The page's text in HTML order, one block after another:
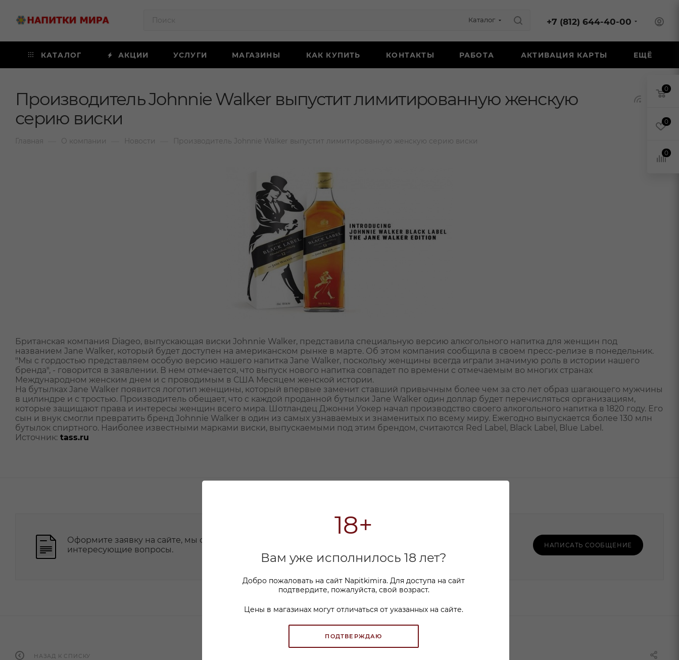
18+
Вам уже исполнилось 18 лет?
Добро пожаловать на сайт Napitkimira. Для доступа на сайт
подтвердите, пожалуйста, свой возраст.
Цены в магазинах могут отличаться от указанных на сайте.
ПОДТВЕРЖДАЮ
Каталог +7 (812) 644-40-00
КАТАЛОГ АКЦИИ УСЛУГИ МАГАЗИНЫ КАК КУПИТЬ КОНТАКТЫ РАБОТА АКТИВАЦИЯ КАРТЫ ЕЩЁ
Производитель Johnnie Walker выпустит лимитированную женскую
серию виски
Главная О компании Новости Производитель Johnnie Walker выпустит лимитированную женскую серию виски
Британская компания Diageo, выпускающая виски Johnnie Walker, представила специальную версию алкогольного напитка для женщин под
названием Jane Walker, который будет доступен на американском рынке в марте. Об этом компания сообщила в своем пресс-релизе в понедельник.
"Мы с гордостью представляем особую версию нашего напитка Jane Walker, поскольку женщины всегда играли значимую роль в истории нашего
бренда", - говорится в заявлении. В нем отмечается, что выпуск нового напитка совпадет по времени с отмечаемым во многих странах
Международном женским днем и с проводимым в США Месяцем женской истории.
На бутылках Jane Walker появится логотип женщины, который впервые заменит ставший привычным более чем за сто лет образ шагающего мужчины
в цилиндре и с тростью. Производитель обещает, что с каждой проданной бутылки Jane Walker один доллар будет перечисляться организациям,
которые защищают права и интересы женщин всего мира. Шотландец Джонни Уокер начал производство своего алкогольного напитка в 1820 году. Его
сын и внук смогли превратить бренд Johnnie Walker в один из самых узнаваемых и знаменитых по всему миру. Ежегодно выпускается более 130 млн
бутылок спиртного. Наиболее известными марками виски, выпускаемыми под этим брендом, считаются Red Label, Black Label, Blue Label.
Источник: tass.ru
Оформите заявку на сайте, мы свяжемся с вами в ближайшее время и ответим на все
интересующие вопросы.
НАПИСАТЬ СООБЩЕНИЕ
НАЗАД К СПИСКУ
0
0
0